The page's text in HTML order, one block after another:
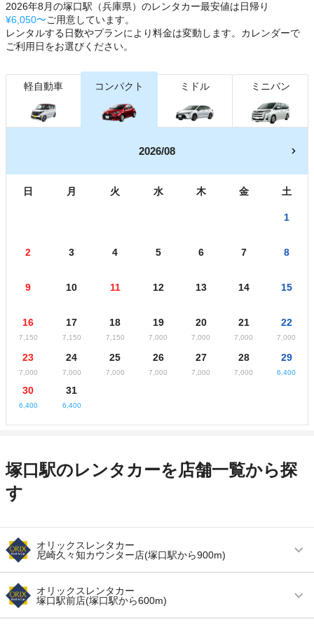
2026年8月の塚口駅（兵庫県）のレンタカー最安値は日帰り
¥6,050〜ご用意しています。
レンタルする日数やプランにより料金は変動します。カレンダーで
ご利用日をお選びください。
軽自動車 コンパクト ミドル ミニバン
2026/08
日 月 火 水 木 金 土
1
2 3 4 5 6 7 8
9 10 11 12 13 14 15
16
7,150
17
7,150
18
7,150
19
7,000
20
7,000
21
7,000
22
7,000
23
7,000
24
7,000
25
7,000
26
7,000
27
7,000
28
7,000
29
6,400
30
6,400
31
6,400
塚口駅のレンタカーを店舗一覧から探
す
オリックスレンタカー
尼崎久々知カウンター店(塚口駅から900m)
営業時間 毎日 09:00 ～ 19:00
アクセス 塚口駅より徒歩で約20分（送迎なし）
オリックスレンタカー
塚口駅前店(塚口駅から600m)